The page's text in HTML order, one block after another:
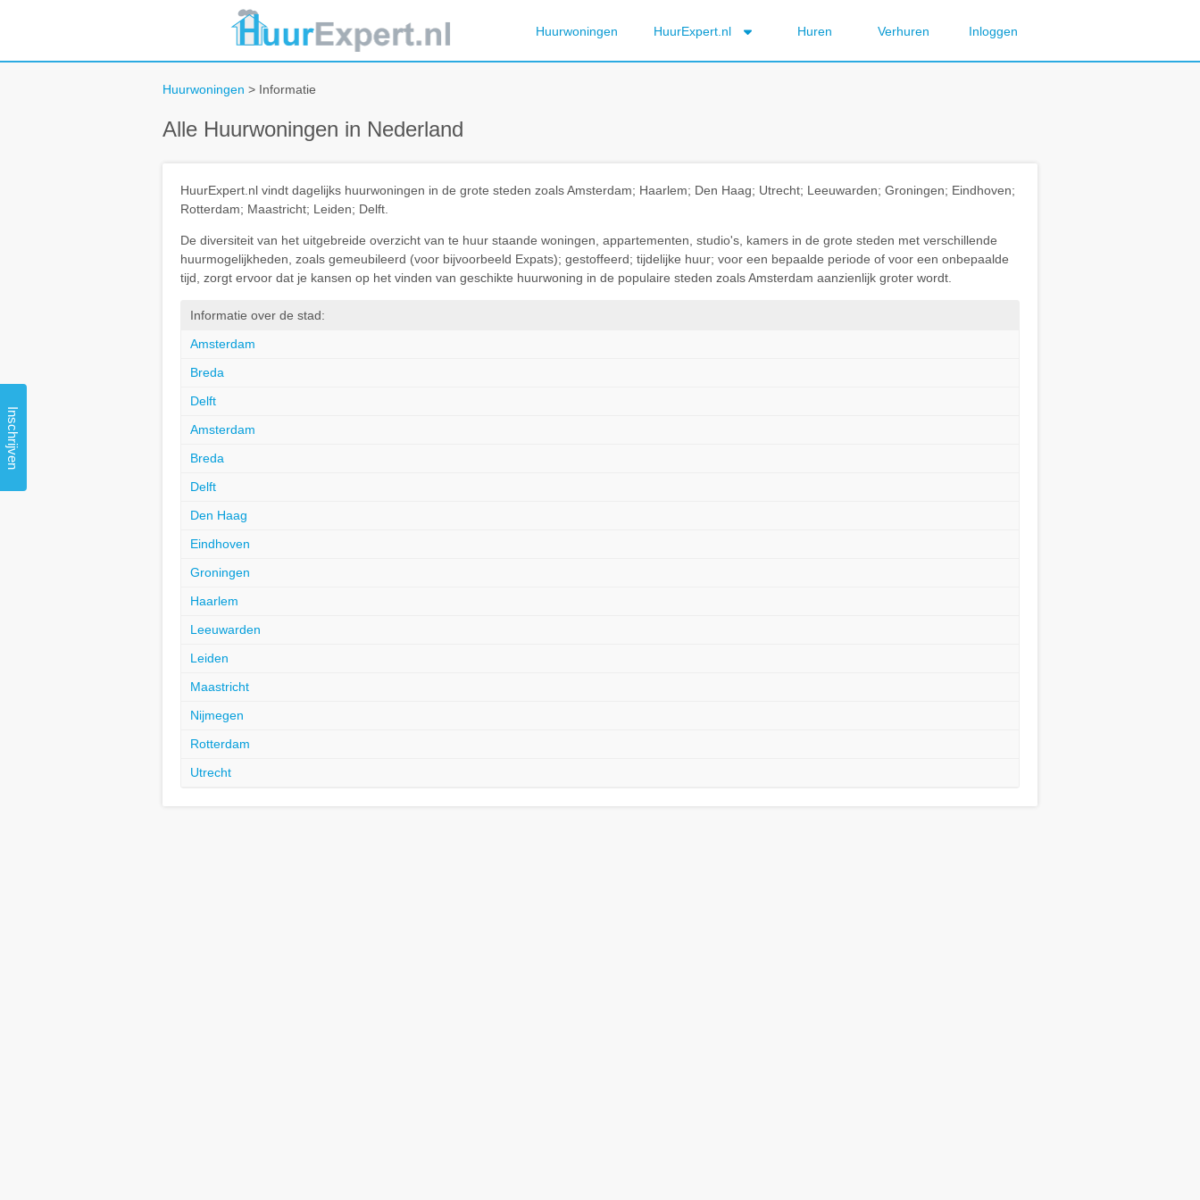
Huurwoningen HuurExpert.nl Huren Verhuren Inloggen
Huurwoningen > Informatie
Alle Huurwoningen in Nederland
HuurExpert.nl vindt dagelijks huurwoningen in de grote steden zoals Amsterdam; Haarlem; Den Haag; Utrecht; Leeuwarden; Groningen; Eindhoven;
Rotterdam; Maastricht; Leiden; Delft.
De diversiteit van het uitgebreide overzicht van te huur staande woningen, appartementen, studio's, kamers in de grote steden met verschillende
huurmogelijkheden, zoals gemeubileerd (voor bijvoorbeeld Expats); gestoffeerd; tijdelijke huur; voor een bepaalde periode of voor een onbepaalde
tijd, zorgt ervoor dat je kansen op het vinden van geschikte huurwoning in de populaire steden zoals Amsterdam aanzienlijk groter wordt.
Informatie over de stad:
Amsterdam
Breda
Delft
Amsterdam
Breda
Delft
Den Haag
Eindhoven
Groningen
Haarlem
Leeuwarden
Leiden
Maastricht
Nijmegen
Rotterdam
Utrecht
Inschrijven